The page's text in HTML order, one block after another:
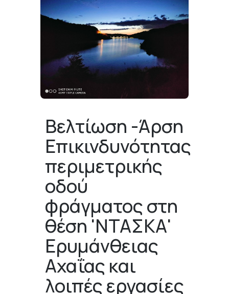
Βελτίωση -Άρση
Επικινδυνότητας
περιμετρικής
οδού
φράγματος στη
θέση 'ΝΤΑΣΚΑ'
Ερυμάνθειας
Αχαΐας και
λοιπές εργασίες